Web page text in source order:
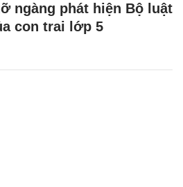
ngàng phát hiện Bộ luật
con trai lớp 5